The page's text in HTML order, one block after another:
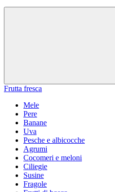
Frutta fresca
Mele
Pere
Banane
Uva
Pesche e albicocche
Agrumi
Cocomeri e meloni
Ciliegie
Susine
Fragole